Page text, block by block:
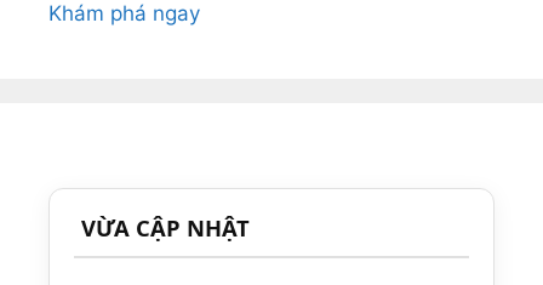
Khám phá ngay
VỪA CẬP NHẬT